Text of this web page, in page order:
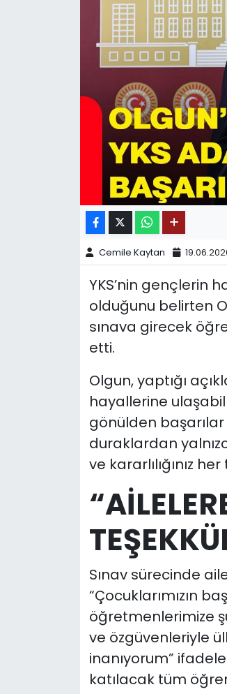
Cemile Kaytan
YKS’nin gençlerin
olduğunu belirten
sınava girecek
etti.
Olgun, yaptığı
hayallerine
gönülden
duraklardan
ve kararlılığınız
Sınav sürecinde
“Çocuklarımızın
öğretmenlerimize
ve özgüvenleriyle
inanıyorum”
katılacak tüm
11:11 MANŞET